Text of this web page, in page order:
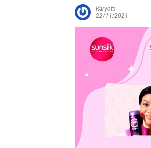
Karyoto
22/11/2021